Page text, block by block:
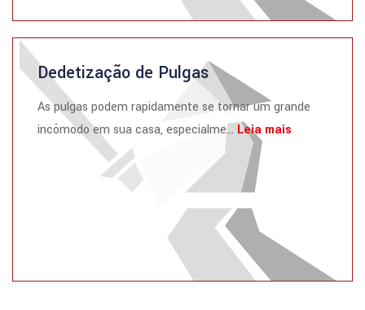
Dedetização de Pulgas
As pulgas podem rapidamente se tornar um grande
incômodo em sua casa, especialme... Leia mais